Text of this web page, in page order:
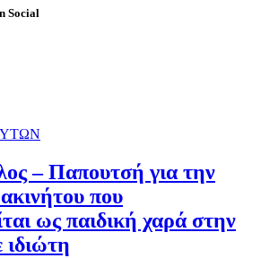
Social
– Παπουτσή για την
που
ως παιδική χαρά στην
ιδιώτη